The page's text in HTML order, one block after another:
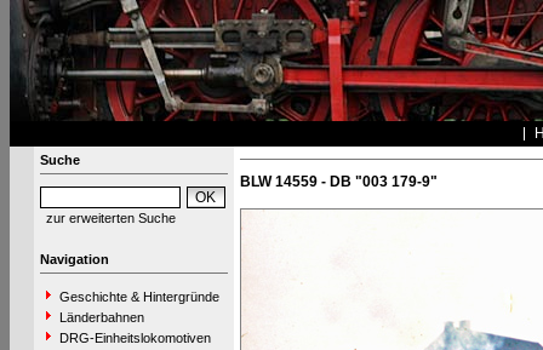
Suche
zur erweiterten Suche
Navigation
Geschichte & Hintergründe
Länderbahnen
DRG-Einheitslokomotiven
BLW 14559 - DB "003 179-9"